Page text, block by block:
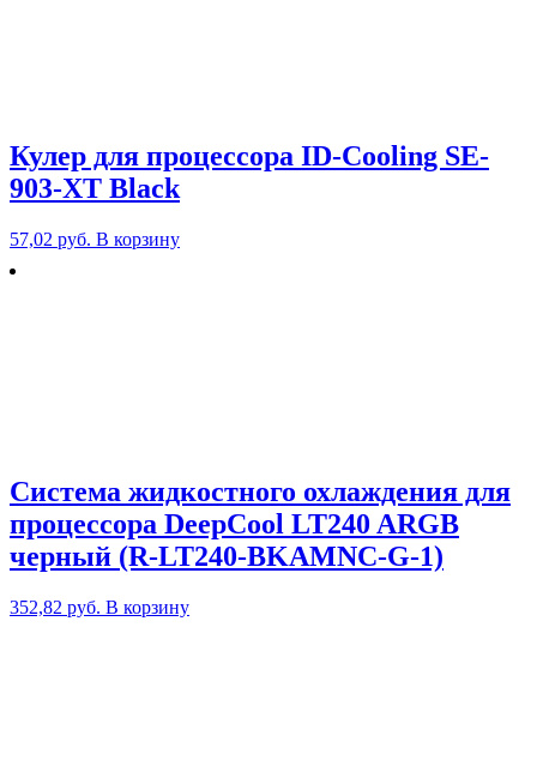
Кулер для процессора ID-Cooling SE-
903-XT Black
57,02 руб. В корзину
Система жидкостного охлаждения для
процессора DeepCool LT240 ARGB
черный (R-LT240-BKAMNC-G-1)
352,82 руб. В корзину